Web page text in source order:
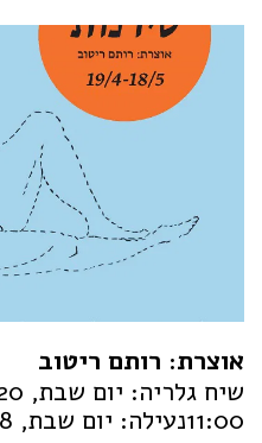
אוצרת: רותם ריטוב
שיח גלריה: יום שבת, 20 באפריל בשעה
11:00נעילה: יום שבת, 18 במאי